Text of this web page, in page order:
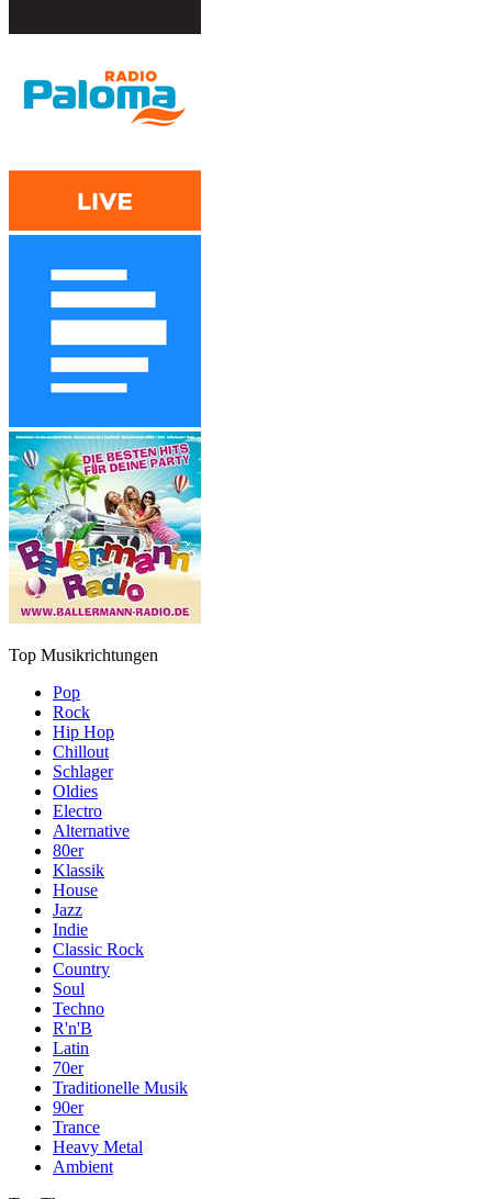
Top Musikrichtungen
Pop
Rock
Hip Hop
Chillout
Schlager
Oldies
Electro
Alternative
80er
Klassik
House
Jazz
Indie
Classic Rock
Country
Soul
Techno
R'n'B
Latin
70er
Traditionelle Musik
90er
Trance
Heavy Metal
Ambient